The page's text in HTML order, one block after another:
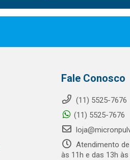
Fale Conosco
(11) 5525-7676
(11) 5525-7676
Atendimento
às 11h e das 13h às